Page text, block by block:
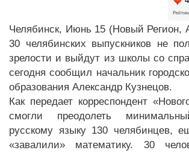
Челябинск, Июнь 15 (Новый Регион,
30 челябинских выпускников не
зрелости и выйдут из школы со
сегодня сообщил начальник
образования Александр Кузнецов.
Как передает корреспондент
смогли преодолеть
русскому языку 130 челябинцев,
«завалили» математику. 30